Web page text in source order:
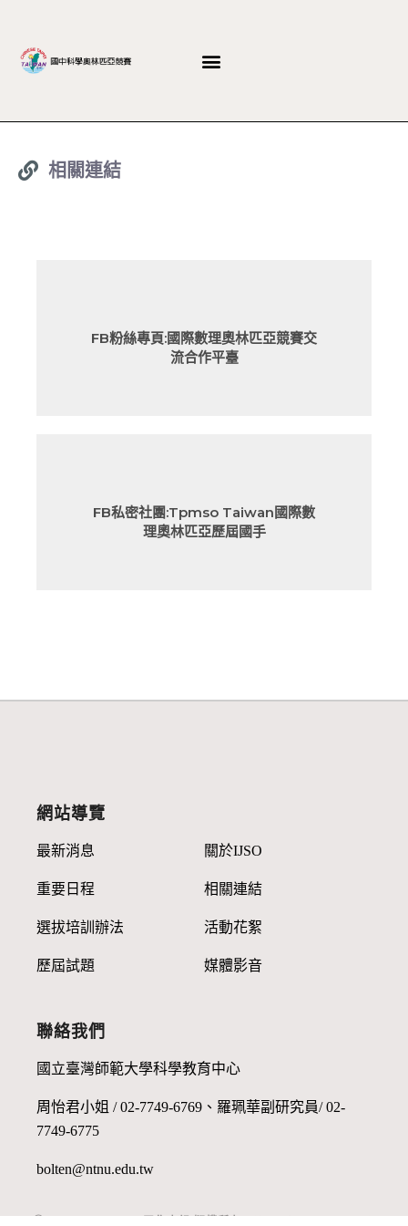
相關連結
FB粉絲專頁:國際數理奧林匹亞競賽交
流合作平臺
FB私密社團:Tpmso Taiwan國際數
理奧林匹亞歷屆國手
網站導覽
最新消息
重要日程
選拔培訓辦法
歷屆試題
關於IJSO
相關連結
活動花絮
媒體影音
聯絡我們
國立臺灣師範大學科學教育中心
周怡君小姐 / 02-7749-6769、羅珮華副研究員/ 02-
7749-6775
bolten@ntnu.edu.tw